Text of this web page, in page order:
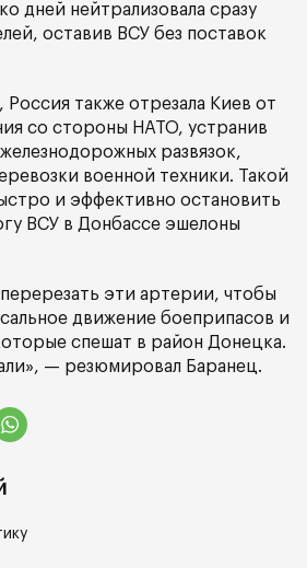
дней нейтрализовала сразу
оставив ВСУ без поставок
Россия также отрезала Киев от
со стороны НАТО, устранив
развязок,
военной техники. Такой
и эффективно остановить
ВСУ в Донбассе эшелоны
эти артерии, чтобы
движение боеприпасов и
спешат в район Донецка.
— резюмировал Баранец.